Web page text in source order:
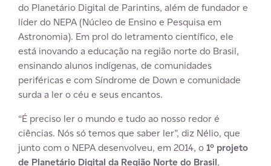
do Planetário Digital de Parintins, além de fundador e
líder do NEPA (Núcleo de Ensino e Pesquisa em
Astronomia). Em prol do letramento científico, ele
está inovando a educação na região norte do Brasil,
ensinando alunos indígenas, de comunidades
periféricas e com Síndrome de Down e comunidade
surda a ler o céu e seus encantos.
“É preciso ler o mundo e tudo ao nosso redor é
ciências. Nós só temos que saber ler”, diz Nélio, que
junto com o NEPA desenvolveu, em 2014, o1º projeto
de Planetário Digital da Região Norte do Brasil,